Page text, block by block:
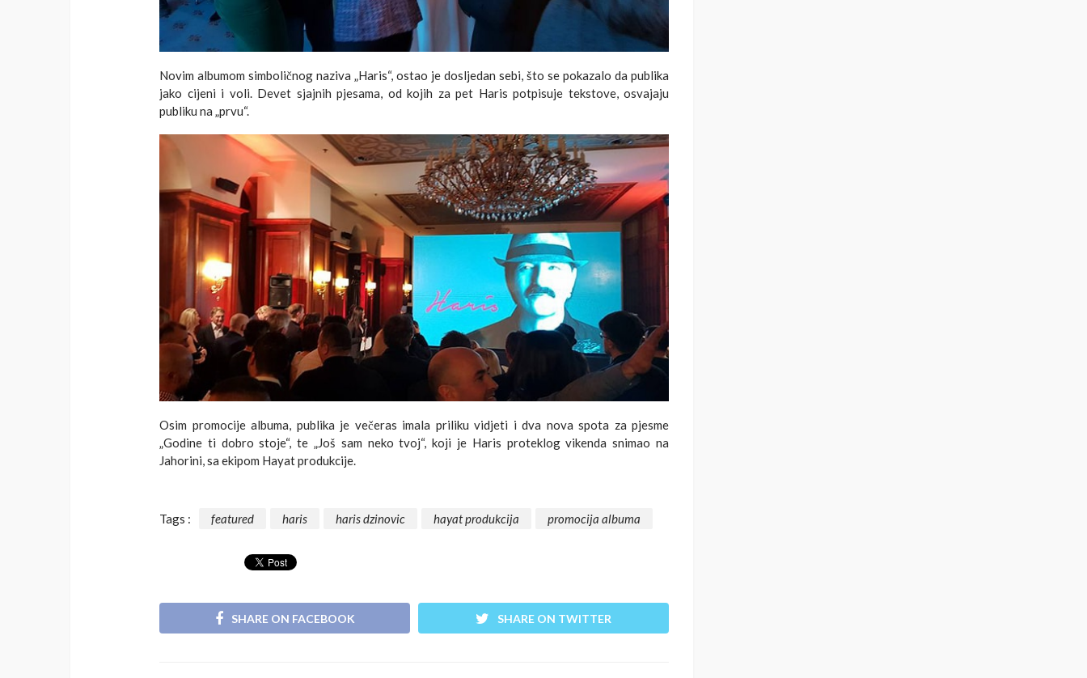
Novim albumom simboličnog naziva „Haris“, ostao je dosljedan sebi, što se pokazalo da publika
jako cijeni i voli. Devet sjajnih pjesama, od kojih za pet Haris potpisuje tekstove, osvajaju
publiku na „prvu“.
Osim promocije albuma, publika je večeras imala priliku vidjeti i dva nova spota za pjesme
„Godine ti dobro stoje“, te „Još sam neko tvoj“, koji je Haris proteklog vikenda snimao na
Jahorini, sa ekipom Hayat produkcije.
Tags : featured haris haris dzinovic hayat produkcija promocija albuma
SHARE ON FACEBOOK SHARE ON TWITTER